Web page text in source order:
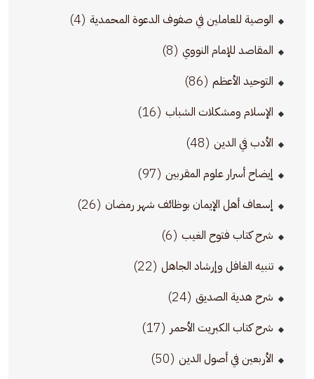
الوصية للعاملين في صفوف الدعوة المحمدية (4)
المقاصد للإمام النووي (8)
التوحيد الأعظم (86)
الإسلام ومشكلات الشباب (16)
الأدب في الدين (48)
إيضاح أسرار علوم المقربين (97)
إسعاف أهل الإيمان بوظائف شهر رمضان (26)
شرح كتاب فتوح الغيب (6)
تنبيه الغافل وإرشاد الجاهل (22)
شرح هدية الصديق (24)
شرح كتاب الكبريت الأحمر (17)
الأربعين في أصول الدين (50)